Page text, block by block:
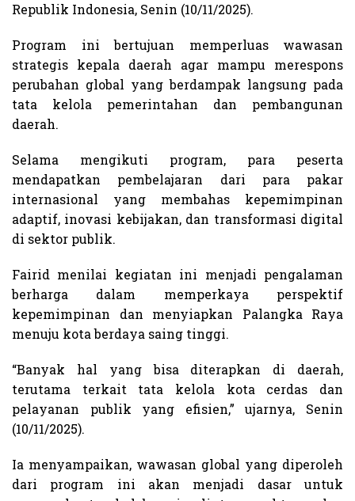
Republik Indonesia, Senin (10/11/2025).
Program ini bertujuan memperluas wawasan
strategis kepala daerah agar mampu merespons
perubahan global yang berdampak langsung pada
tata kelola pemerintahan dan pembangunan
daerah.
Selama mengikuti program, para peserta
mendapatkan pembelajaran dari para pakar
internasional yang membahas kepemimpinan
adaptif, inovasi kebijakan, dan transformasi digital
di sektor publik.
Fairid menilai kegiatan ini menjadi pengalaman
berharga dalam memperkaya perspektif
kepemimpinan dan menyiapkan Palangka Raya
menuju kota berdaya saing tinggi.
“Banyak hal yang bisa diterapkan di daerah,
terutama terkait tata kelola kota cerdas dan
pelayanan publik yang efisien,” ujarnya, Senin
(10/11/2025).
Ia menyampaikan, wawasan global yang diperoleh
dari program ini akan menjadi dasar untuk